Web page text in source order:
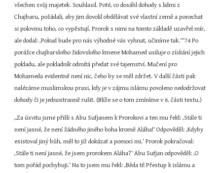
všechen svůj majetek. Souhlasil. Poté, co dosáhl dohody s lidmi z
Chajbaru, požádali, aby jim dovolil obdělávat své vlastní země a ponechat
si polovinu toho, co vypěstují. Prorok s nimi na tomto základě uzavřel mír,
ale dodal: ‚Pokud bude pro nás výhodné vás vyhnat, učiníme tak.‘“74 Po
porážce chajbarského židovského kmene Mohamed usiluje o získání jejich
pokladu, ale pokladník odmítá předat své tajemství. Mučení pro
Mohameda evidentně není nic, čeho by se měl zdržet. V další části pak
nalézáme muslimskou praxi, kdy je v zájmu islámu povoleno nedodržovat
dohody či je jednostranně rušit. (Blíže se o tom zmíníme v 6. části textu.)
„Za úsvitu jsme přišli s Abu Sufjanem k Prorokovi a ten mu řekl: ‚Stále ti
není jasné, že není žádného jiného boha kromě Aláha!‘ Odpověděl: ‚Kdyby
existoval jiný bůh, měl to již dokázat a pomoci mi.‘ Prorok pokračoval:
‚Stále ti není jasné, že jsem prorokem Aláha?‘ Abu Sufjan odpověděl: ‚O
tom pořád pochybuji.‘ Na to jsem mu řekl: ‚Běda ti! Přestup k islámu a